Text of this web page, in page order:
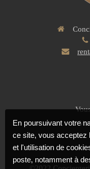
En poursuivant votre
ce site, vous acceptez
et l'utilisation de
poste, notamment à